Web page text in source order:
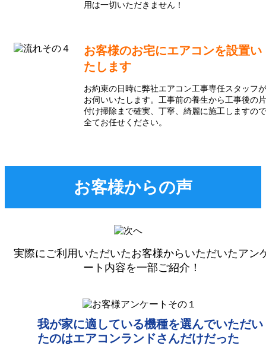
用は一切いただきません！
お客様のお宅にエアコンを設置い
たします
お約束の日時に弊社エアコン工事専任スタッフが
お伺いいたします。工事前の養生から工事後の片
付け掃除まで確実、丁寧、綺麗に施工しますので
全てお任せください。
お客様からの声
実際にご利用いただいたお客様からいただいたアン
ート内容を一部ご紹介！
我が家に適している機種を選んでいただい
たのはエアコンランドさんだけだった